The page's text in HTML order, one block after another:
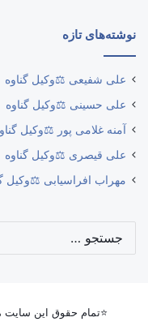
نوشته‌های تازه
علی شفیعی ⚖️وکیل گناوه
علی حسینی ⚖️وکیل گناوه
آمنه غلامی پور ⚖️وکیل
علی قیصری ⚖️وکیل گناوه
مهراب افراسیابی ⚖️وکیل
⭐تمام حقوق این سایت